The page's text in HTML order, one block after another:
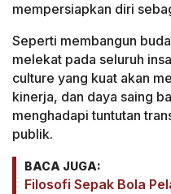
mempersiapkan diri
Seperti membangun
melekat pada seluruh
culture yang kuat akan
kinerja, dan daya saing
menghadapi tuntutan
publik.
BACA JUGA:
Filosofi Sepak Bola